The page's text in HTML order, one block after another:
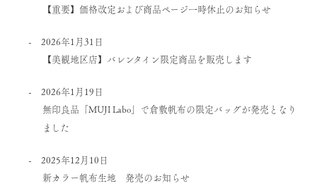
【重要】価格改定および商品ページ一時休止のお知らせ
2026年1月31日
【美観地区店】バレンタイン限定商品を販売します
2026年1月19日
無印良品「MUJI Labo」で倉敷帆布の限定バッグが発売となり
ました
2025年12月10日
新カラー帆布生地 発売のお知らせ